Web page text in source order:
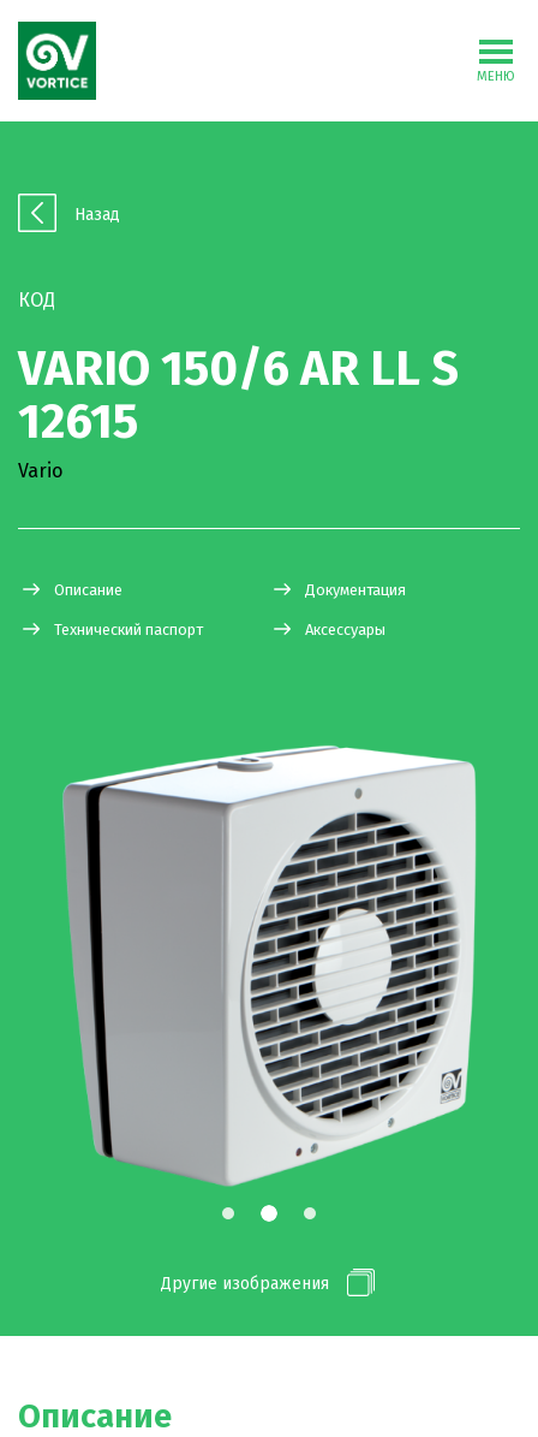
МЕНЮ
Назад
КОД
VARIO 150/6 AR LL S
12615
Vario
Описание Документация
Технический паспорт Аксессуары
Другие изображения
Описание